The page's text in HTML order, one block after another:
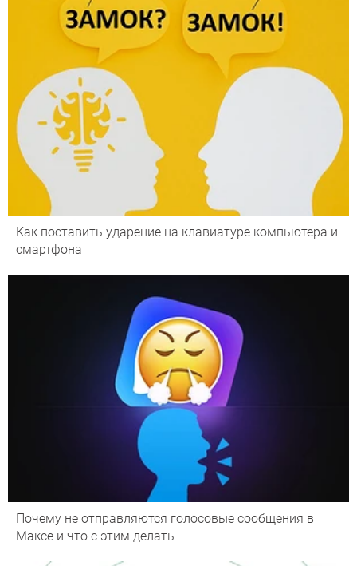
Как поставить ударение на клавиатуре компьютера и
смартфона
Почему не отправляются голосовые сообщения в
Максе и что с этим делать